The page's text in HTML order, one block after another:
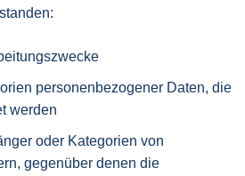
personenbezogener Daten, die
werden
oder Kategorien von
gegenüber denen die